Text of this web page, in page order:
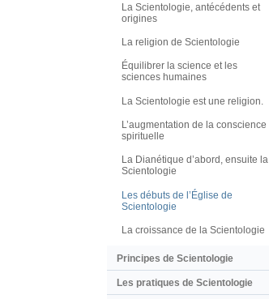
La Scientologie, antécédents et
origines
La religion de Scientologie
Équilibrer la science et les
sciences humaines
La Scientologie est une religion.
L’augmentation de la conscience
spirituelle
La Dianétique d’abord, ensuite la
Scientologie
Les débuts de l’Église de
Scientologie
La croissance de la Scientologie
Principes de Scientologie
Les pratiques de Scientologie